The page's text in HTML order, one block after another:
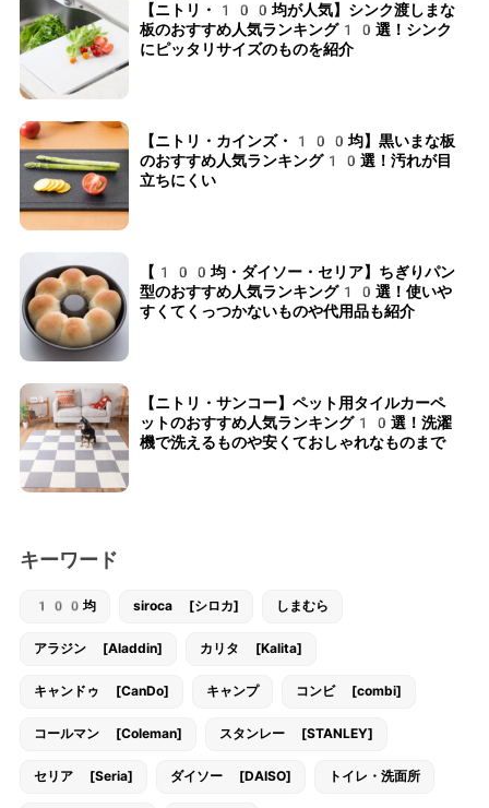
【ニトリ・100均が人気】シンク渡しまな
板のおすすめ人気ランキング10選！シンク
にピッタリサイズのものを紹介
【ニトリ・カインズ・100均】黒いまな板
のおすすめ人気ランキング10選！汚れが目
立ちにくい
【100均・ダイソー・セリア】ちぎりパン
型のおすすめ人気ランキング10選！使いや
すくてくっつかないものや代用品も紹介
【ニトリ・サンコー】ペット用タイルカーペ
ットのおすすめ人気ランキング10選！洗濯
機で洗えるものや安くておしゃれなものまで
キーワード
100均 siroca [シロカ] しまむら
アラジン [Aladdin] カリタ [Kalita]
キャンドゥ [CanDo] キャンプ コンビ [combi]
コールマン [Coleman] スタンレー [STANLEY]
セリア [Seria] ダイソー [DAISO] トイレ・洗面所